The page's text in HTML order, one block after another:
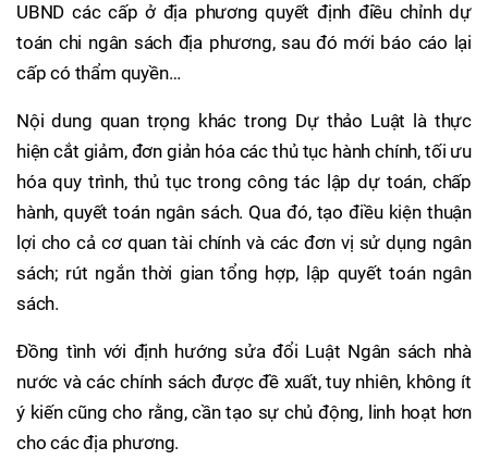
UBND các cấp ở địa phương quyết định điều chỉnh dự
toán chi ngân sách địa phương, sau đó mới báo cáo lại
cấp có thẩm quyền…
Nội dung quan trọng khác trong Dự thảo Luật là thực
hiện cắt giảm, đơn giản hóa các thủ tục hành chính, tối ưu
hóa quy trình, thủ tục trong công tác lập dự toán, chấp
hành, quyết toán ngân sách. Qua đó, tạo điều kiện thuận
lợi cho cả cơ quan tài chính và các đơn vị sử dụng ngân
sách; rút ngắn thời gian tổng hợp, lập quyết toán ngân
sách.
Đồng tình với định hướng sửa đổi Luật Ngân sách nhà
nước và các chính sách được đề xuất, tuy nhiên, không ít
ý kiến cũng cho rằng, cần tạo sự chủ động, linh hoạt hơn
cho các địa phương.